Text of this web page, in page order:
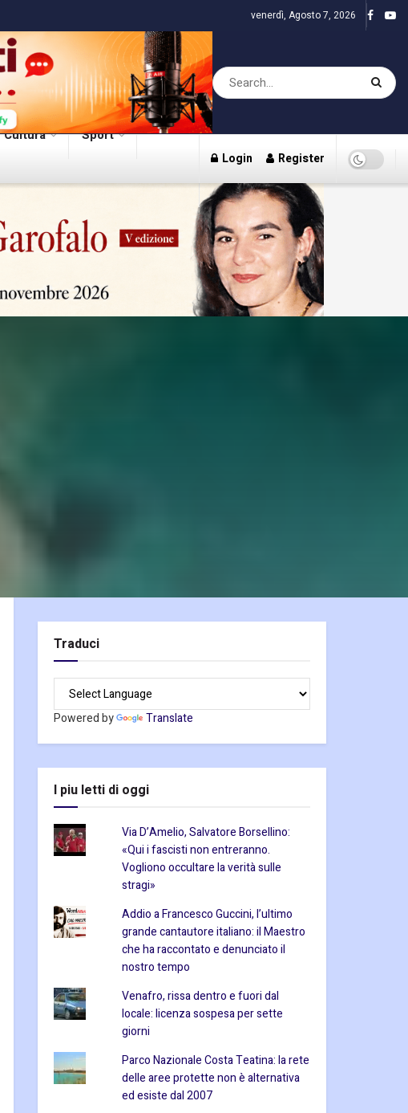
venerdì, Agosto 7, 2026
Cultura Sport
Login Register
Traduci
Powered by Translate
I piu letti di oggi
Via D’Amelio, Salvatore Borsellino:
«Qui i fascisti non entreranno.
Vogliono occultare la verità sulle
stragi»
Addio a Francesco Guccini, l’ultimo
grande cantautore italiano: il Maestro
che ha raccontato e denunciato il
nostro tempo
Venafro, rissa dentro e fuori dal
locale: licenza sospesa per sette
giorni
Parco Nazionale Costa Teatina: la rete
delle aree protette non è alternativa
ed esiste dal 2007